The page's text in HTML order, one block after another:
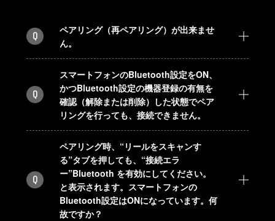
Q
ペアリング（再ペアリング）が出来ませ
ん。
Q
スマートフォンのBluetooth設定をON、
かつBluetooth設定の機器登録の有無を
確認（解除または削除）した状態でペア
リングを行っても、接続できません。
Q
ペアリング時、“リールをスキャンす
る”タブを押しても、“接続エラ
ー”Bluetooth を有効にしてください。
と表示されます。スマートフォンの
Bluetooth設定はONになっています。何
故ですか？